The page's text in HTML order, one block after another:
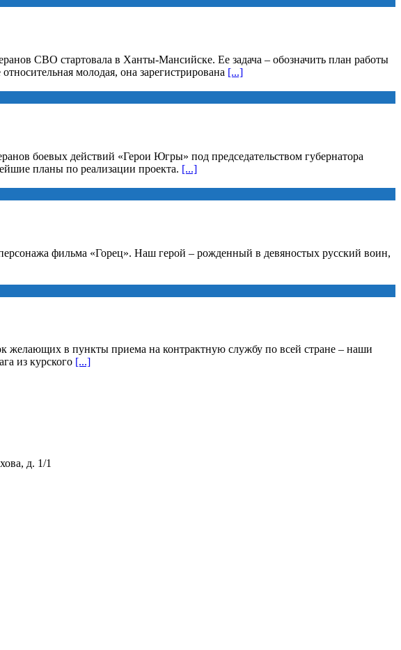
СВО стартовала в Ханты-Мансийске. Ее задача – обозначить план работы
молодая, она зарегистрирована [...]
боевых действий «Герои Югры» под председательством губернатора
планы по реализации проекта. [...]
фильма «Горец». Наш герой – рожденный в девяностых русский воин,
желающих в пункты приема на контрактную службу по всей стране – наши
из курского [...]
д. 1/1